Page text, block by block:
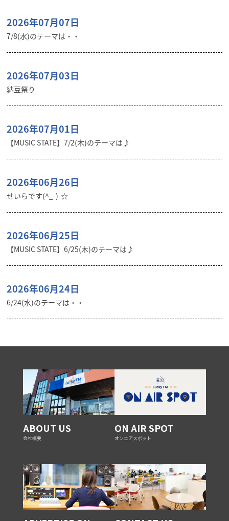
2026年07月07日
7/8(水)のテーマは・・
2026年07月03日
納豆祭り
2026年07月01日
【MUSIC STATE】7/2(木)のテーマは♪
2026年06月26日
せいらです(^_-)-☆
2026年06月25日
【MUSIC STATE】6/25(木)のテーマは♪
2026年06月24日
6/24(水)のテーマは・・
ABOUT US
会社概要
ON AIR SPOT
オンエアスポット